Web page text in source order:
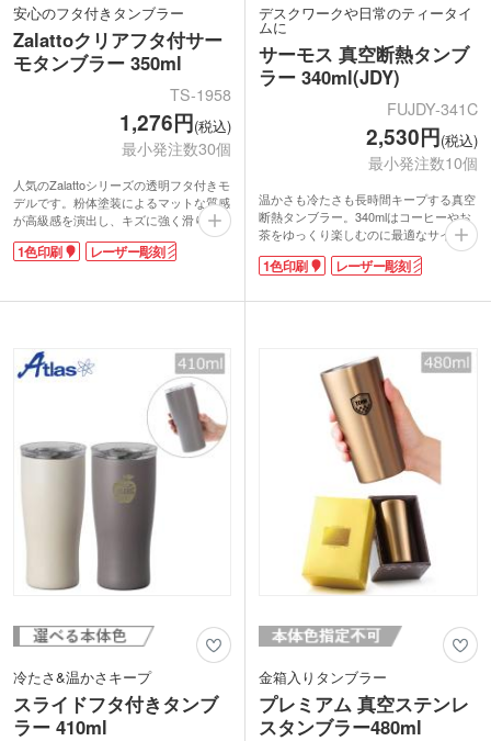
安心のフタ付きタンブラー
Zalattoクリアフタ付サー
モタンブラー 350ml
TS-1958
1,276円(税込)
最小発注数30個
人気のZalattoシリーズの透明フタ付きモ
デルです。粉体塗装によるマットな質感
が高級感を演出し、キズに強く滑りにく
いのが特徴。中身が見える透明フタは、
残量確認や熱い飲み物の火傷防止に役立
名入れはワンポイントでロゴが映える単
います。飲料業界のノベルティや物販用
キャラグッズにも最適な、機能美溢れる
1色印刷 レーザー彫刻
デスクワークや日常のティータイ
ムに
サーモス 真空断熱タンブ
ラー 340ml(JDY)
FUJDY-341C
2,530円(税込)
最小発注数10個
温かさも冷たさも長時間キープする真空
断熱タンブラー。340mlはコーヒーやお
茶をゆっくり楽しむのに最適なサイズ感
です。結露しにくいためデスク周りでも
安心して使え、外側が熱くならないので
機対応で日々のお手入れも簡単。
える1色印刷や、高級感が際立つレーザ
ー印刷による名入れで、記念品やノベル
ティを作成できます。
1色印刷 レーザー彫刻
冷たさ&温かさキープ
スライドフタ付きタンブ
ラー 410ml
金箱入りタンブラー
プレミアム 真空ステンレ
スタンブラー480ml